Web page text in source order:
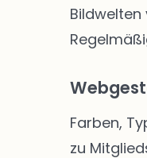
Farben,
zu